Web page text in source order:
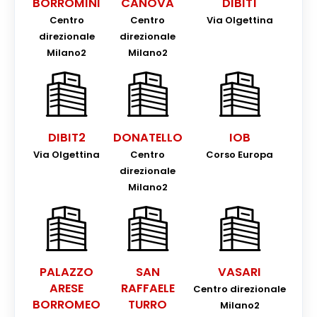
Aula
Corso di laurea
anno di corso
docente
Centro
direzionale
Milano2
Centro
direzionale
Milano2
Via Olgettina
DIBIT2
Via Olgettina
DONATELLO
Centro
direzionale
Milano2
IOB
Corso Europa
PALAZZO
ARESE
BORROMEO
SAN
RAFFAELE
TURRO
VASARI
Centro direzionale
Milano2